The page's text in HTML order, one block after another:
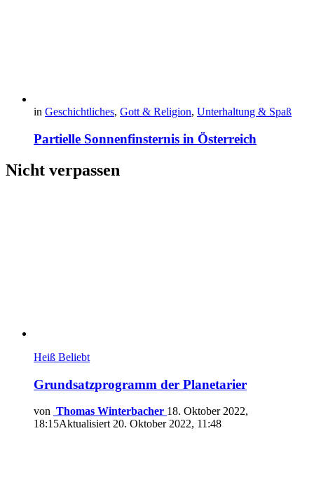
in Geschichtliches, Gott & Religion, Unterhaltung & Spaß
Partielle Sonnenfinsternis in Österreich
Nicht verpassen
Heiß Beliebt
Grundsatzprogramm der Planetarier
von Thomas Winterbacher 18. Oktober 2022,
18:15Aktualisiert 20. Oktober 2022, 11:48